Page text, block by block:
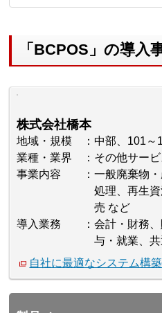
「BCPOS」の導入
株式会社橋本
地域・規模
中部、101～
業種・業界
その他サービ
事業内容
一般廃棄物
処理、再生
売 など
導入業務
会計・財務
与・就業、
自社に最適なシステム構